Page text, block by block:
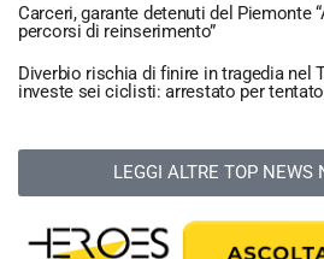
Carceri, garante detenuti del Piemonte
percorsi di reinserimento”
Diverbio rischia di finire in tragedia nel
investe sei ciclisti: arrestato per
LEGGI ALTRE TOP NEWS